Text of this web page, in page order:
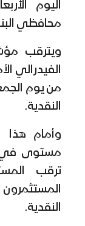
اليوم
محافظي
ويترقب
الفيدرالي
من يوم
النقدية.
وأمام هذا
مستوى في
ترقب
النقدية.